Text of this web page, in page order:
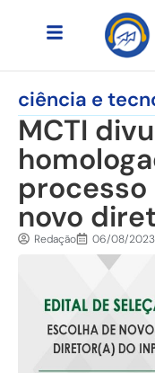
ciência e
MCTI
processo
novo
Redação 06/08/2023